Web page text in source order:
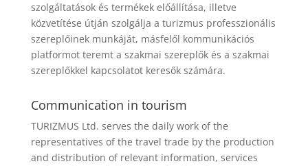
szolgáltatások és termékek előállítása, illetve
közvetítése útján szolgálja a turizmus professzionális
szereplőinek munkáját, másfelől kommunikációs
platformot teremt a szakmai szereplők és a szakmai
szereplőkkel kapcsolatot keresők számára.
Communication in tourism
TURIZMUS Ltd. serves the daily work of the
representatives of the travel trade by the production
and distribution of relevant information, services